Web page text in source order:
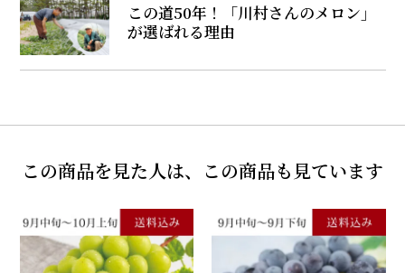
この道50年！「川村さんのメロン」
が選ばれる理由
この商品を見た人は、この商品も見ています